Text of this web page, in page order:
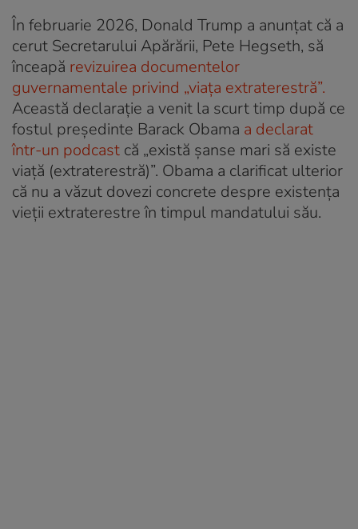
În februarie 2026, Donald Trump a anunțat că a
cerut Secretarului Apărării, Pete Hegseth, să
înceapă revizuirea documentelor
guvernamentale privind „viața extraterestră”.
Această declarație a venit la scurt timp după ce
fostul președinte Barack Obama a declarat
într-un podcast că „există șanse mari să existe
viață (extraterestră)”. Obama a clarificat ulterior
că nu a văzut dovezi concrete despre existența
vieții extraterestre în timpul mandatului său.